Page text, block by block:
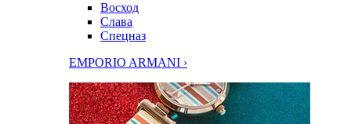
Восход
Слава
Спецназ
EMPORIO ARMANI ›